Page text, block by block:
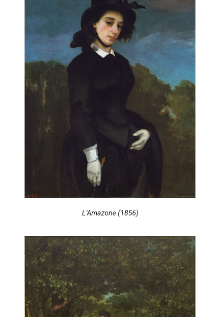
L’Amazone (1856)